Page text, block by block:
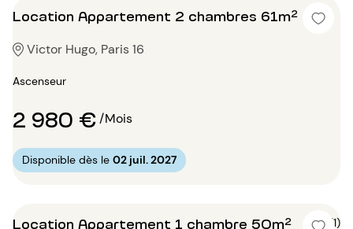
Location Appartement 2 chambres 61m²
Victor Hugo, Paris 16
Ascenseur
2 980 €/Mois
Disponible dès le 02 juil. 2027
Location Appartement 1 chambre 50m² 5 (1)